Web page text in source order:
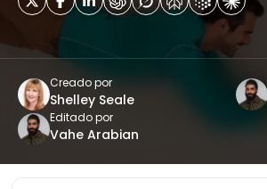
Creado por
Shelley Seale
Editado por
Vahe Arabian